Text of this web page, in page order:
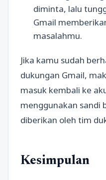
diminta, lalu
Gmail
masalahmu.
Jika kamu sudah
dukungan Gmail,
masuk kembali ke
menggunakan sandi
diberikan oleh tim
Kesimpulan